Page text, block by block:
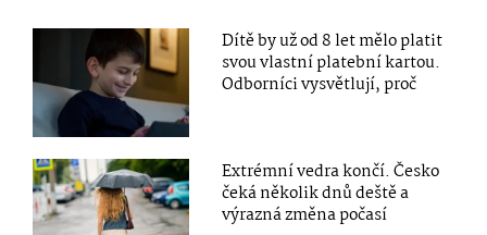
Dítě by už od 8 let mělo platit
svou vlastní platební kartou.
Odborníci vysvětlují, proč
Extrémní vedra končí. Česko
čeká několik dnů deště a
výrazná změna počasí